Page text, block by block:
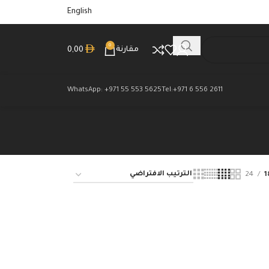
English
مقارنة
0
0,00
Tel:+971 6 556 2611
WhatsApp: +971 55 553 5625
24